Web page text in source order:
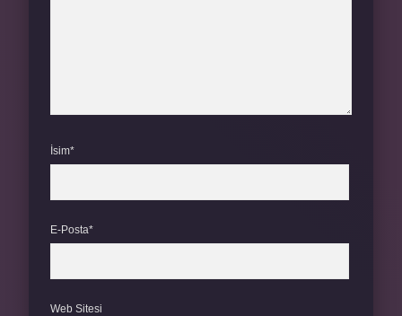
İsim*
E-Posta*
Web Sitesi